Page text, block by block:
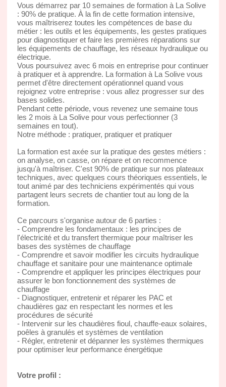
Vous démarrez par 10 semaines de formation à La Solive
: 90% de pratique. À la fin de cette formation intensive,
vous maîtriserez toutes les compétences de base du
métier : les outils et les équipements, les gestes pratiques
pour diagnostiquer et faire les premières réparations sur
les équipements de chauffage, les réseaux hydraulique ou
électrique.
Vous poursuivez avec 6 mois en entreprise pour continuer
à pratiquer et à apprendre. La formation à La Solive vous
permet d'être directement opérationnel quand vous
rejoignez votre entreprise : vous allez progresser sur des
bases solides.
Pendant cette période, vous revenez une semaine tous
les 2 mois à La Solive pour vous perfectionner (3
semaines en tout).
Notre méthode : pratiquer, pratiquer et pratiquer
La formation est axée sur la pratique des gestes métiers :
on analyse, on casse, on répare et on recommence
jusqu'à maîtriser. C'est 90% de pratique sur nos plateaux
techniques, avec quelques cours théoriques essentiels, le
tout animé par des techniciens expérimentés qui vous
partagent leurs secrets de chantier tout au long de la
formation.
Ce parcours s'organise autour de 6 parties :
- Comprendre les fondamentaux : les principes de
l'électricité et du transfert thermique pour maîtriser les
bases des systèmes de chauffage
- Comprendre et savoir modifier les circuits hydraulique
chauffage et sanitaire pour une maintenance optimale
- Comprendre et appliquer les principes électriques pour
assurer le bon fonctionnement des systèmes de
chauffage
- Diagnostiquer, entretenir et réparer les PAC et
chaudières gaz en respectant les normes et les
procédures de sécurité
- Intervenir sur les chaudières fioul, chauffe-eaux solaires,
poêles à granulés et systèmes de ventilation
- Régler, entretenir et dépanner les systèmes thermiques
pour optimiser leur performance énergétique
Votre profil :